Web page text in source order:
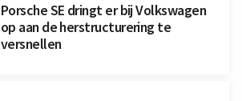
Porsche SE dringt er bij Volkswagen
op aan de herstructurering te
versnellen